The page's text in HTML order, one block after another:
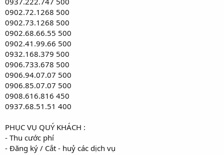
0902.72.1268 500
0902.73.1268 500
0902.68.66.55 500
0902.41.99.66 500
0932.168.379 500
0906.733.678 500
0906.94.07.07 500
0906.85.07.07 500
0908.616.816 450
0937.68.51.51 400
PHỤC VỤ QUÝ KHÁCH :
- Thu cước phí
- Đăng ký / Cắt - huỷ các dịch vụ